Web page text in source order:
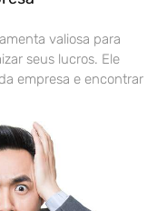
valiosa para
seus lucros. Ele
empresa e encontrar